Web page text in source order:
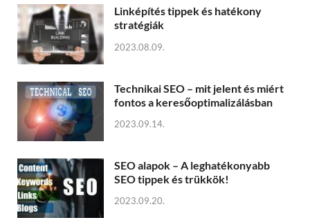
Linképítés tippek és hatékony
stratégiák
2023.08.09.
Technikai SEO – mit jelent és miért
fontos a keresőoptimalizálásban
2023.09.14.
SEO alapok – A leghatékonyabb
SEO tippek és trükkök!
2023.09.20.